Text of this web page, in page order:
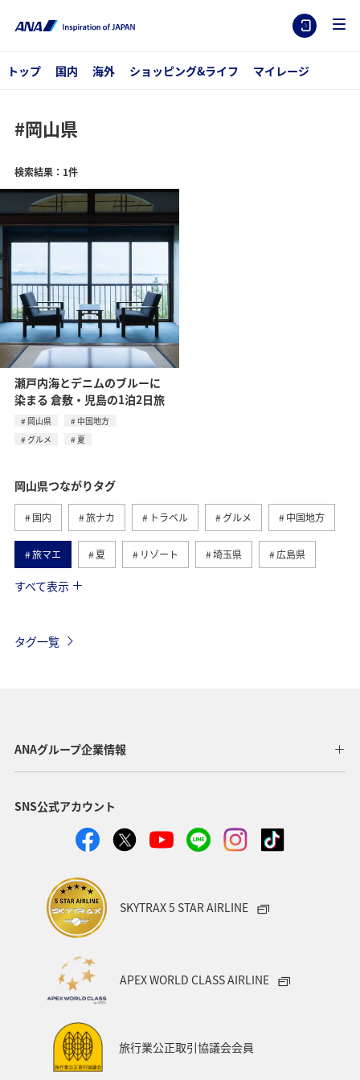
トップ 国内 海外 ショッピング&ライフ マイレージ
#岡山県
検索結果：1件
瀬戸内海とデニムのブルーに
染まる 倉敷・児島の1泊2日旅
岡山県
中国地方
グルメ
夏
岡山県つながりタグ
国内 旅ナカ トラベル グルメ 中国地方
旅マエ 夏 リゾート 埼玉県 広島県
香川県
すべて表示
タグ一覧
ANAグループ企業情報
SNS公式アカウント
SKYTRAX 5 STAR AIRLINE
APEX WORLD CLASS AIRLINE
旅行業公正取引協議会会員